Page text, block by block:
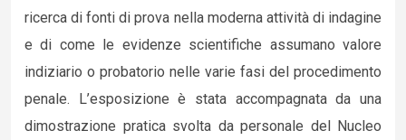
ricerca di fonti di prova nella moderna attività di indagine
e di come le evidenze scientifiche assumano valore
indiziario o probatorio nelle varie fasi del procedimento
penale. L’esposizione è stata accompagnata da una
dimostrazione pratica svolta da personale del Nucleo